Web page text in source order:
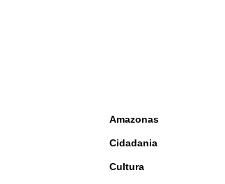
Amazonas
Cidadania
Cultura